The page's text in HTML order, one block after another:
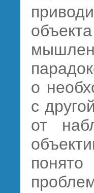
о
с
от